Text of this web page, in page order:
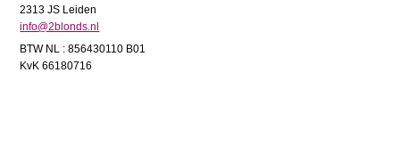
2313 JS Leiden
info@2blonds.nl
BTW NL : 856430110 B01
KvK 66180716